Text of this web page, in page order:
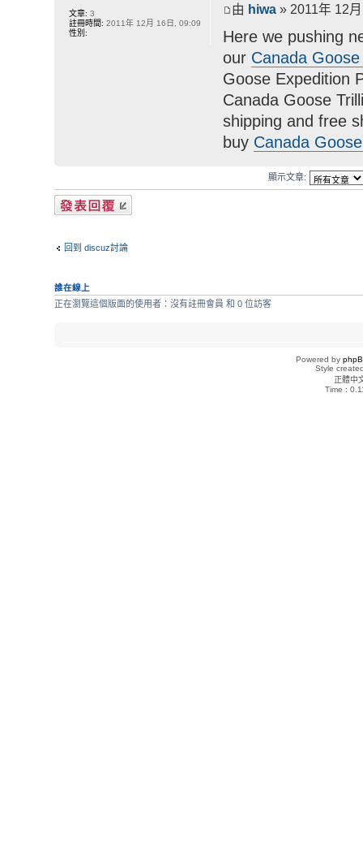
由 hiwa » 2011年 12
Here we pushing
our Canada
Goose Expedition
Canada Goose
shipping and free
buy Canada
文章: 3
註冊時間: 2011年 12月 16日, 09:09
性別:
顯示文章:
發表回覆
回到 discuz討論
誰在線上
正在瀏覽這個版面的使用者：沒有註冊會員 和 0 位訪客
Powered by
Style
正體中
Time :